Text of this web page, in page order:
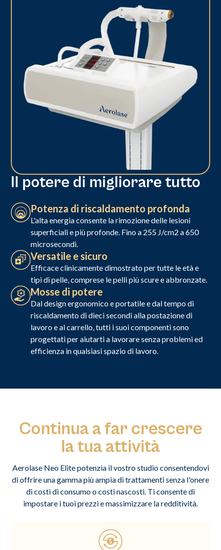
Il potere di migliorare tutto
Potenza di riscaldamento profonda
L'alta energia consente la rimozione delle lesioni
superficiali e più profonde. Fino a 255 J/cm2 a 650
microsecondi.
Versatile e sicuro
Efficace clinicamente dimostrato per tutte le età e
tipi di pelle, comprese le pelli più scure e abbronzate.
Mosse di potere
Dal design ergonomico e portatile e dal tempo di
riscaldamento di dieci secondi alla postazione di
lavoro e al carrello, tutti i suoi componenti sono
progettati per aiutarti a lavorare senza problemi ed
efficienza in qualsiasi spazio di lavoro.
Continua a far crescere
la tua attività
Aerolase Neo Elite potenzia il vostro studio consentendovi
di offrire una gamma più ampia di trattamenti senza l'onere
di costi di consumo o costi nascosti. Ti consente di
impostare i tuoi prezzi e massimizzare la redditività.